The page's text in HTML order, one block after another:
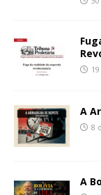
A
8
A